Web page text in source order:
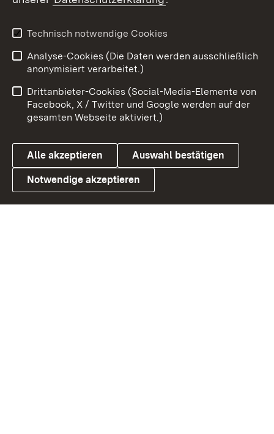
Youtube
Link zum Landesportal
Benutzungshinweise
Barrierefreiheit
Datenschutz
Cookies
Technisch notwendige Cookies
Analyse-Cookies (Die Daten werden ausschließlich
anonymisiert verarbeitet.)
Drittanbieter-Cookies (Social-Media-Elemente von
Facebook, X / Twitter und Google werden auf der
gesamten Webseite aktiviert.)
Alle akzeptieren Auswahl bestätigen
Notwendige akzeptieren